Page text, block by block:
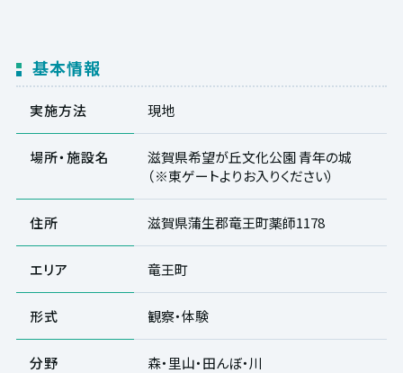
基本情報
実施方法 現地
場所・施設名
滋賀県希望が丘文化公園 青年の城
（※東ゲートよりお入りください）
住所 滋賀県蒲生郡竜王町薬師1178
エリア 竜王町
形式 観察・体験
分野 森・里山・田んぼ・川